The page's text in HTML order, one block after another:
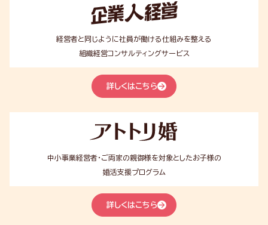
企
業
人
経
営
経営者と同じように社員が働ける仕組みを整える
組織経営コンサルティングサービス
詳しくはこちら
ア
ト
リ
中小事業経営者・ご両家の親御様を対象としたお子様の
婚活支援プログラム
詳しくはこちら